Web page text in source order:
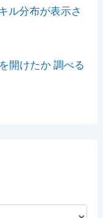
ル分布が表示さ
開けたか 調べる